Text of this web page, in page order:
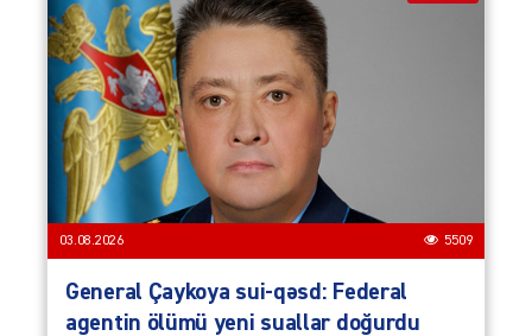
03.08.2026 5509
General Çaykoya sui-qəsd: Federal
agentin ölümü yeni suallar doğurdu